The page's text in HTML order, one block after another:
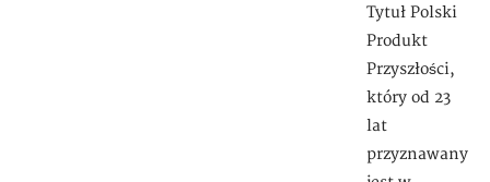
Tytuł Polski
Produkt
Przyszłości,
który od 23
lat
przyznawany